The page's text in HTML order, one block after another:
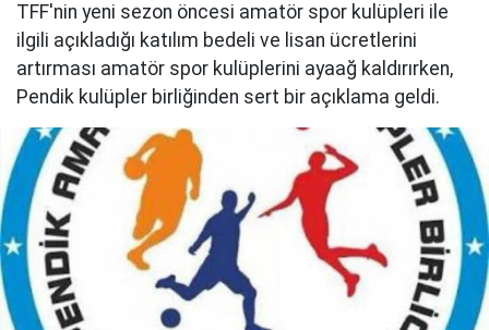
TFF'nin yeni sezon öncesi amatör spor kulüpleri ile
ilgili açıkladığı katılım bedeli ve lisan ücretlerini
artırması amatör spor kulüplerini ayaağ kaldırırken,
Pendik kulüpler birliğinden sert bir açıklama geldi.